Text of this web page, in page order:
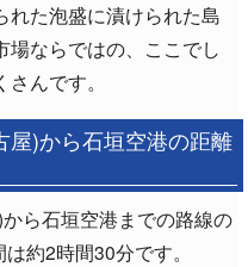
れた泡盛に漬けられた島
場ならではの、ここでし
んです。
屋)から石垣空港の距離
ら石垣空港までの路線の
約2時間30分です。